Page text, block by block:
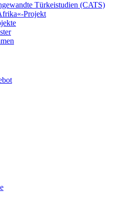
Türkeistudien (CATS)
Projekt